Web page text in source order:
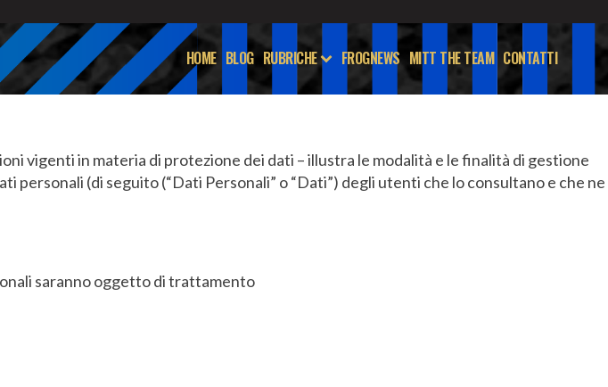
HOME BLOG RUBRICHE FROGNEWS MITT THE TEAM CONTATTI
vigenti in materia di protezione dei dati – illustra le modalità e le finalità di gestione
(di seguito (“Dati Personali” o “Dati”) degli utenti che lo consultano e che ne
saranno oggetto di trattamento